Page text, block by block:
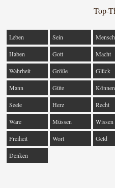
Top-
Leben Sein Mensch
Haben Gott Macht
Wahrheit Größe Glück
Mann Güte Können
Seele Herz Recht
Ware Müssen Wissen
Freiheit Wort Geld
Denken